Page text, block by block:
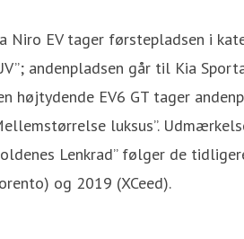
Niro EV tager førstepladsen i
andenpladsen går til Kia
højtydende EV6 GT tager
luksus”.
Lenkrad” følger de
og 2019 (XCeed).